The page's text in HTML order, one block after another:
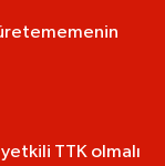
TTK olmalı